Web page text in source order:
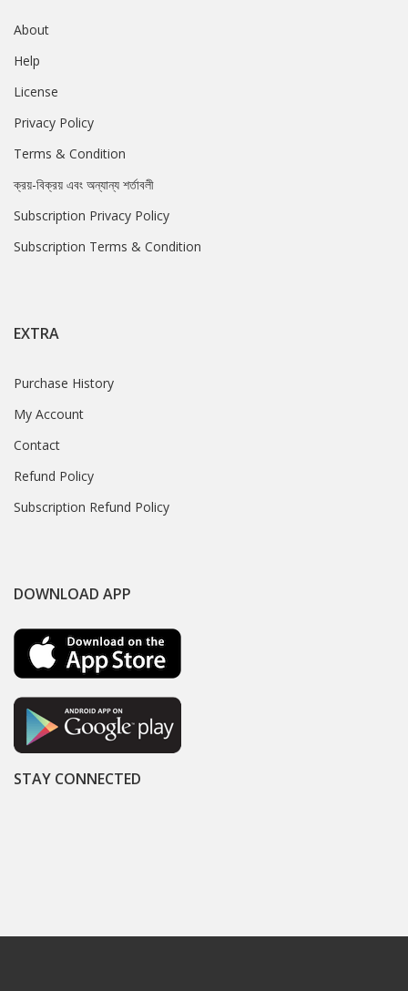
About
Help
License
Privacy Policy
Terms & Condition
ক্রয়-বিক্রয় এবং অন্যান্য শর্তাবলী
Subscription Privacy Policy
Subscription Terms & Condition
EXTRA
Purchase History
My Account
Contact
Refund Policy
Subscription Refund Policy
DOWNLOAD APP
STAY CONNECTED